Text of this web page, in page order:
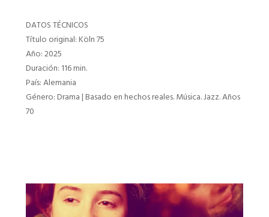
DATOS TÉCNICOS
Título original: Köln 75
Año: 2025
Duración: 116 min.
País: Alemania
Género: Drama | Basado en hechos reales. Música. Jazz. Años
70